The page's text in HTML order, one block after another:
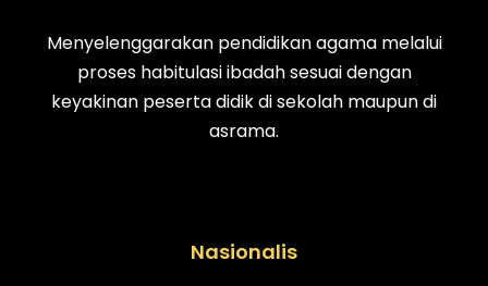
Menyelenggarakan pendidikan agama melalui
proses habitulasi ibadah sesuai dengan
keyakinan peserta didik di sekolah maupun di
asrama.
Nasionalis